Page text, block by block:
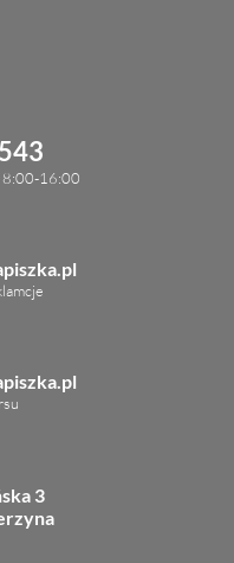
8:00-16:00
3